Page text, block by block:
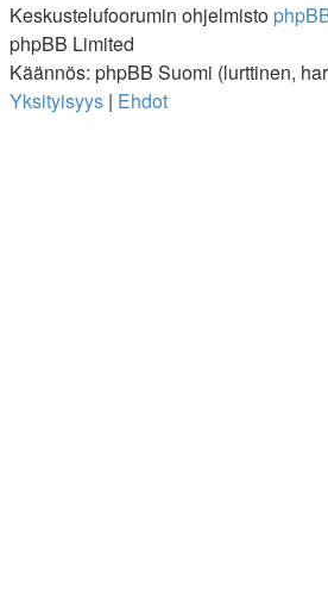
Keskustelufoorumin ohjelmisto
phpBB Limited
Käännös: phpBB Suomi (lurttinen,
Yksityisyys | Ehdot